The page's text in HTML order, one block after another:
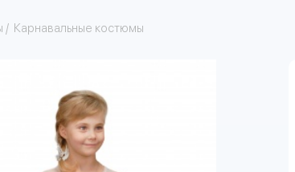
/ Карнавальные костюмы